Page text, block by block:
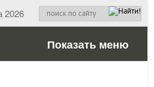
2026
Показать меню